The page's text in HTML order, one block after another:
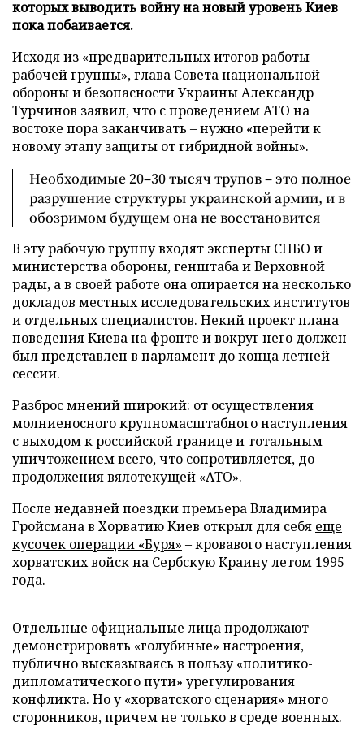
которых выводить войну на новый уровень Киев
пока побаивается.
Исходя из «предварительных итогов работы
рабочей группы», глава Совета национальной
обороны и безопасности Украины Александр
Турчинов заявил, что с проведением АТО на
востоке пора заканчивать – нужно «перейти к
новому этапу защиты от гибридной войны».
Необходимые 20–30 тысяч трупов – это полное
разрушение структуры украинской армии, и в
обозримом будущем она не восстановится
В эту рабочую группу входят эксперты СНБО и
министерства обороны, генштаба и Верховной
рады, а в своей работе она опирается на несколько
докладов местных исследовательских институтов
и отдельных специалистов. Некий проект плана
поведения Киева на фронте и вокруг него должен
был представлен в парламент до конца летней
сессии.
Разброс мнений широкий: от осуществления
молниеносного крупномасштабного наступления
с выходом к российской границе и тотальным
уничтожением всего, что сопротивляется, до
продолжения вялотекущей «АТО».
После недавней поездки премьера Владимира
Гройсмана в Хорватию Киев открыл для себя еще
кусочек операции «Буря» – кровавого наступления
хорватских войск на Сербскую Краину летом 1995
года.
Отдельные официальные лица продолжают
демонстрировать «голубиные» настроения,
публично высказываясь в пользу «политико-
дипломатического пути» урегулирования
конфликта. Но у «хорватского сценария» много
сторонников, причем не только в среде военных.